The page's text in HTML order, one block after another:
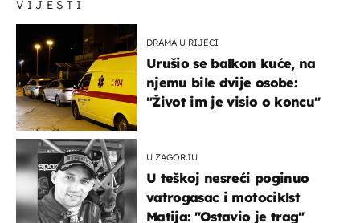
VIJESTI
DRAMA U RIJECI
Urušio se balkon kuće, na
njemu bile dvije osobe:
"Život im je visio o koncu"
U ZAGORJU
U teškoj nesreći poginuo
vatrogasac i motociklst
Matija: "Ostavio je trag"